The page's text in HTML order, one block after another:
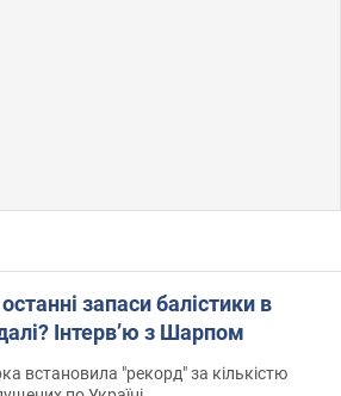
запаси балістики в
Інтерв’ю з Шарпом
встановила "рекорд" за кількістю